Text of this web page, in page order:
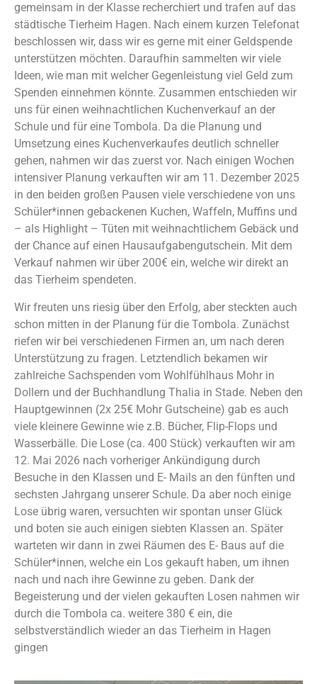
gemeinsam in der Klasse recherchiert und trafen auf das
städtische Tierheim Hagen. Nach einem kurzen Telefonat
beschlossen wir, dass wir es gerne mit einer Geldspende
unterstützen möchten. Daraufhin sammelten wir viele
Ideen, wie man mit welcher Gegenleistung viel Geld zum
Spenden einnehmen könnte. Zusammen entschieden wir
uns für einen weihnachtlichen Kuchenverkauf an der
Schule und für eine Tombola. Da die Planung und
Umsetzung eines Kuchenverkaufes deutlich schneller
gehen, nahmen wir das zuerst vor. Nach einigen Wochen
intensiver Planung verkauften wir am 11. Dezember 2025
in den beiden großen Pausen viele verschiedene von uns
Schüler*innen gebackenen Kuchen, Waffeln, Muffins und
– als Highlight – Tüten mit weihnachtlichem Gebäck und
der Chance auf einen Hausaufgabengutschein. Mit dem
Verkauf nahmen wir über 200€ ein, welche wir direkt an
das Tierheim spendeten.
Wir freuten uns riesig über den Erfolg, aber steckten auch
schon mitten in der Planung für die Tombola. Zunächst
riefen wir bei verschiedenen Firmen an, um nach deren
Unterstützung zu fragen. Letztendlich bekamen wir
zahlreiche Sachspenden vom Wohlfühlhaus Mohr in
Dollern und der Buchhandlung Thalia in Stade. Neben den
Hauptgewinnen (2x 25€ Mohr Gutscheine) gab es auch
viele kleinere Gewinne wie z.B. Bücher, Flip-Flops und
Wasserbälle. Die Lose (ca. 400 Stück) verkauften wir am
12. Mai 2026 nach vorheriger Ankündigung durch
Besuche in den Klassen und E- Mails an den fünften und
sechsten Jahrgang unserer Schule. Da aber noch einige
Lose übrig waren, versuchten wir spontan unser Glück
und boten sie auch einigen siebten Klassen an. Später
warteten wir dann in zwei Räumen des E- Baus auf die
Schüler*innen, welche ein Los gekauft haben, um ihnen
nach und nach ihre Gewinne zu geben. Dank der
Begeisterung und der vielen gekauften Losen nahmen wir
durch die Tombola ca. weitere 380 € ein, die
selbstverständlich wieder an das Tierheim in Hagen
gingen